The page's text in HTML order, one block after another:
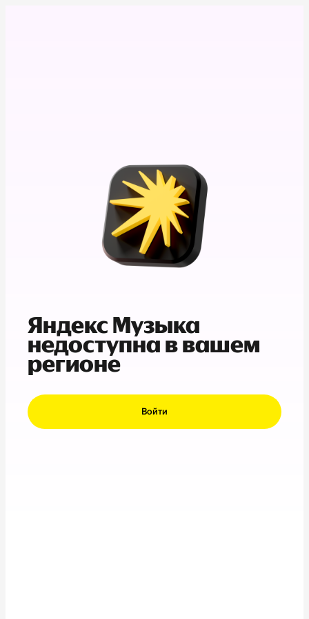
Яндекс Музыка
недоступна в вашем
регионе
Войти